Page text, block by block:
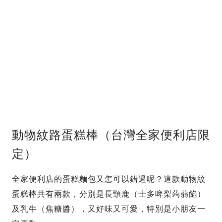
動物紋路蛋糕棒（台灣全家便利店限
定）
全家便利店的蛋糕麵包又怎可以錯過呢？這款動物紋
蛋糕棒共有兩款，分別是長頸鹿（士多啤梨蒟蒻餡）
及乳牛（焦糖醬），又好味又可愛，特別是小朋友一